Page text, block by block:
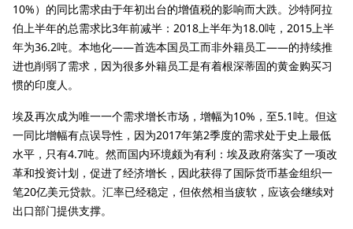
10%）的同比需求由于年初出台的增值税的影响而大跌。沙特阿拉
伯上半年的总需求比3年前减半：2018上半年为18.0吨，2015上半
年为36.2吨。本地化——首选本国员工而非外籍员工——的持续推
进也削弱了需求，因为很多外籍员工是有着根深蒂固的黄金购买习
惯的印度人。
埃及再次成为唯一一个需求增长市场，增幅为10%，至5.1吨。但这
一同比增幅有点误导性，因为2017年第2季度的需求处于史上最低
水平，只有4.7吨。然而国内环境颇为有利：埃及政府落实了一项改
革和投资计划，促进了经济增长，因此获得了国际货币基金组织一
笔20亿美元贷款。汇率已经稳定，但依然相当疲软，应该会继续对
出口部门提供支撑。